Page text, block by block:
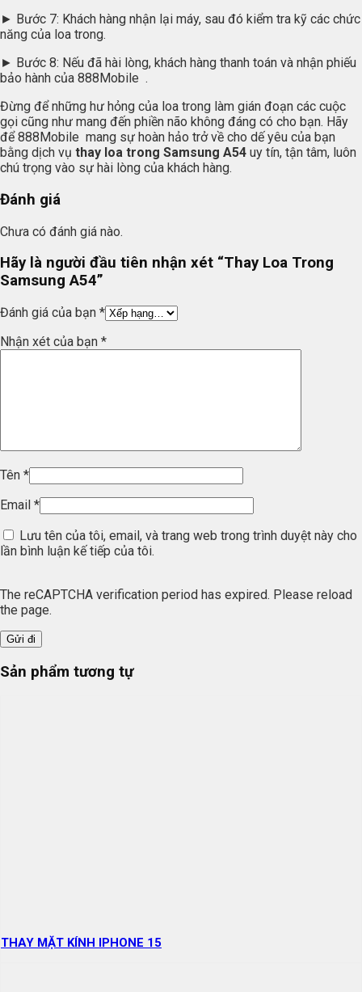
► Bước 7: Khách hàng nhận lại máy, sau đó kiểm tra kỹ các chức
năng của loa trong.
► Bước 8: Nếu đã hài lòng, khách hàng thanh toán và nhận phiếu
bảo hành của 888Mobile .
Đừng để những hư hỏng của loa trong làm gián đoạn các cuộc
gọi cũng như mang đến phiền não không đáng có cho bạn. Hãy
để 888Mobile mang sự hoàn hảo trở về cho dế yêu của bạn
bằng dịch vụ thay loa trong Samsung A54 uy tín, tận tâm, luôn
chú trọng vào sự hài lòng của khách hàng.
Đánh giá
Chưa có đánh giá nào.
Hãy là người đầu tiên nhận xét “Thay Loa Trong
Samsung A54”
Đánh giá của bạn *
Nhận xét của bạn *
Tên *
Email *
Lưu tên của tôi, email, và trang web trong trình duyệt này cho
lần bình luận kế tiếp của tôi.
The reCAPTCHA verification period has expired. Please reload
the page.
Sản phẩm tương tự
THAY MẶT KÍNH IPHONE 15